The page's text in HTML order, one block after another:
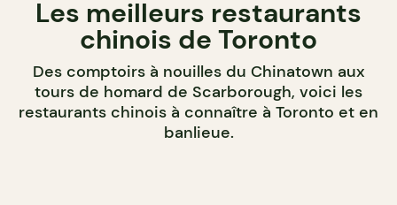
Les meilleurs restaurants
chinois de Toronto
Des comptoirs à nouilles du Chinatown aux
tours de homard de Scarborough, voici les
restaurants chinois à connaître à Toronto et en
banlieue.